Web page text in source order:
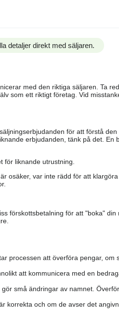
detaljer direkt med säljaren.
med den riktiga säljaren. Ta
som ett riktigt företag. Vid
för att förstå
erbjudanden, tänk på det. En
för liknande utrustning.
osäker, var inte rädd för att
förskottsbetalning för att "boka"
processen att överföra pengar, om
att kommunicera med en
små ändringar av namnet.
korrekta och om de avser det